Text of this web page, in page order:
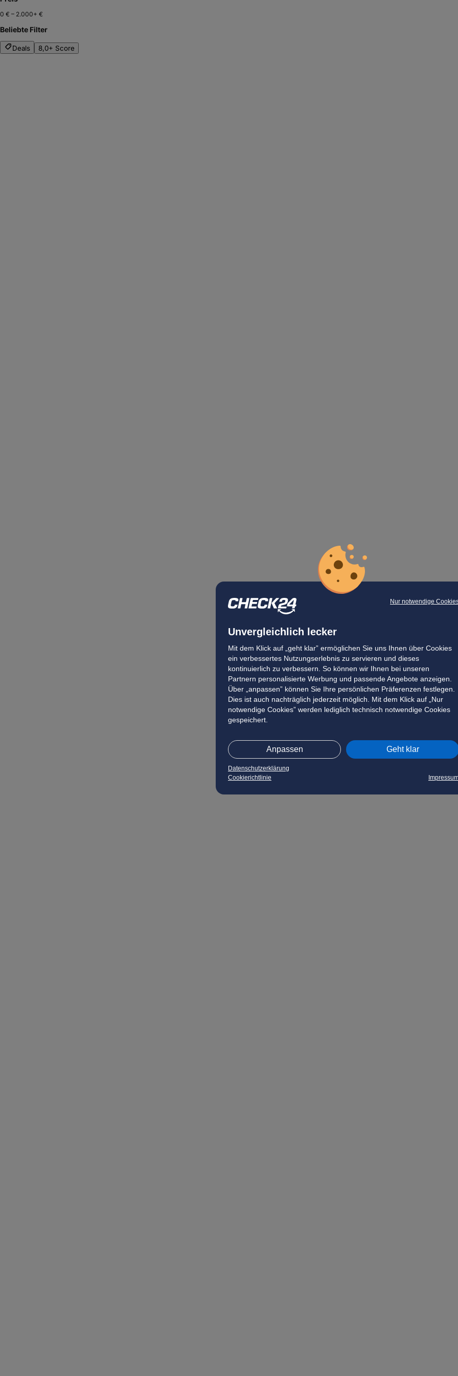
Nur notwendige
Unvergleichlich lecker
Mit dem Klick auf „geht klar” ermöglichen Sie uns Ihnen über Cookies
ein verbessertes Nutzungserlebnis zu servieren und dieses
kontinuierlich zu verbessern. So können wir Ihnen bei unseren
Partnern personalisierte Werbung und passende Angebote anzeigen.
Über „anpassen” können Sie Ihre persönlichen Präferenzen festlegen.
Dies ist auch nachträglich jederzeit möglich. Mit dem Klick auf „Nur
notwendige Cookies” werden lediglich technisch notwendige Cookies
gespeichert.
Anpassen Geht klar
Datenschutzerklärung
Cookierichtlinie
0 € – 2.000+ €
Beliebte Filter
Deals 8,0+ Score